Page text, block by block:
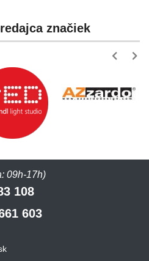
značiek
09h-17h)
108
603